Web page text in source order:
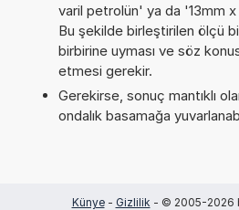
varil petrolün' ya da '13mm
Bu şekilde birleştirilen ölçü
birbirine uyması ve söz
etmesi gerekir.
Gerekirse, sonuç mantıklı
ondalık basamağa
Künye- Gizlilik - © 2005-2026